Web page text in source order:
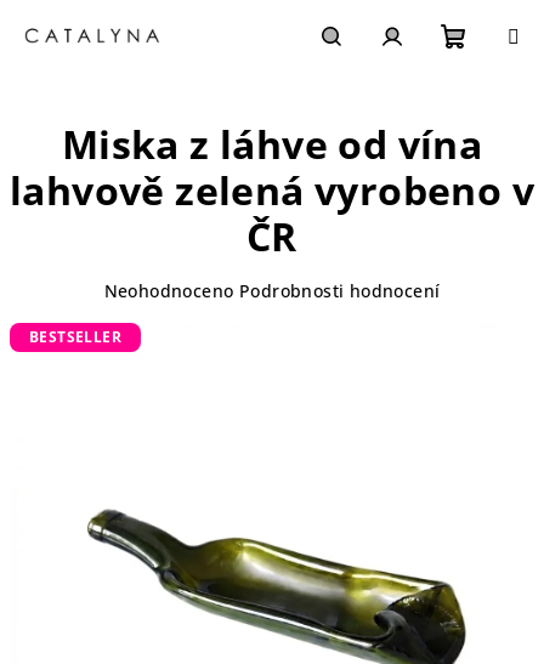
KOŠÍK
Miska z láhve od vína
lahvově zelená vyrobeno v
ČR
Průměrné
produktu
Neohodnoceno Podrobnosti hodnocení
BESTSELLER